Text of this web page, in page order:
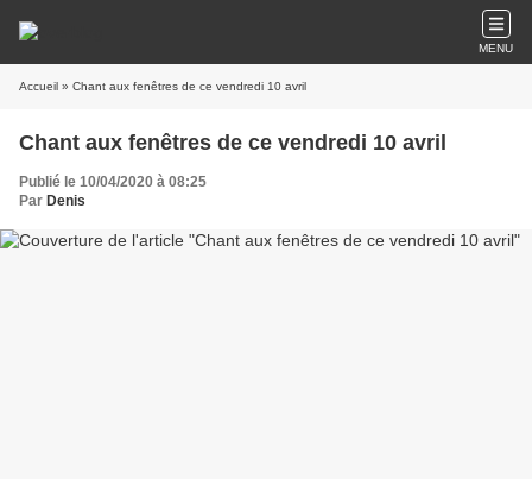
MENU
Accueil » Chant aux fenêtres de ce vendredi 10 avril
Chant aux fenêtres de ce vendredi 10 avril
Publié le 10/04/2020 à 08:25
Par Denis